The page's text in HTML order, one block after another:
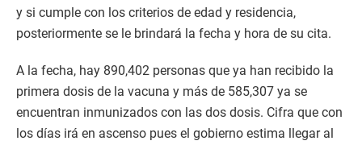
y si cumple con los criterios de edad y residencia,
posteriormente se le brindará la fecha y hora de su cita.
A la fecha, hay 890,402 personas que ya han recibido la
primera dosis de la vacuna y más de 585,307 ya se
encuentran inmunizados con las dos dosis. Cifra que con
los días irá en ascenso pues el gobierno estima llegar al